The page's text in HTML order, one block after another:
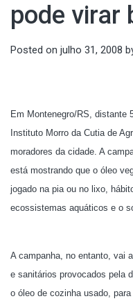
pode virar
Posted on julho 31, 2008
Em Montenegro/RS, distante
Instituto Morro da Cutia de
moradores da cidade. A
está mostrando que o óleo
jogado na pia ou no lixo,
ecossistemas aquáticos e o
A campanha, no entanto, vai
e sanitários provocados pela
o óleo de cozinha usado,